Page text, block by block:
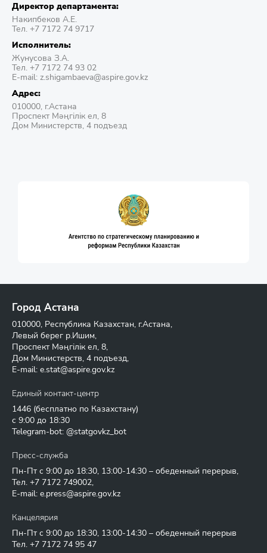
Директор департамента:
Накипбеков А.Е.
Тел. +7 7172 74 9717
Исполнитель:
Жунусова З.А.
Тел. +7 7172 74 93 02
E-mail: z.shigambaeva@aspire.gov.kz
Адрес:
010000, г.Астана
Проспект Мәңгілік ел, 8
Дом Министерств, 4 подъезд
Город Астана
010000, Республика Казахстан, г.Астана,
Левый берег р.Ишим,
Проспект Мәңгілік ел, 8,
Дом Министерств, 4 подъезд,
E-mail: e.stat@aspire.gov.kz
Единый контакт-центр
1446 (бесплатно по Казахстану)
с 9:00 до 18:30
Telegram-bot: @statgovkz_bot
Пресс-служба
Пн-Пт с 9:00 до 18:30, 13:00-14:30 – обеденный перерыв,
Тел. +7 7172 749002,
E-mail: e.press@aspire.gov.kz
Канцелярия
Пн-Пт с 9:00 до 18:30, 13:00-14:30 – обеденный перерыв
Тел. +7 7172 74 95 47